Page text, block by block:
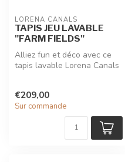
LORENA CANALS
TAPIS JEU LAVABLE
"FARM FIELDS"
Alliez fun et déco avec ce
tapis lavable Lorena Canals
€209,00
Sur commande